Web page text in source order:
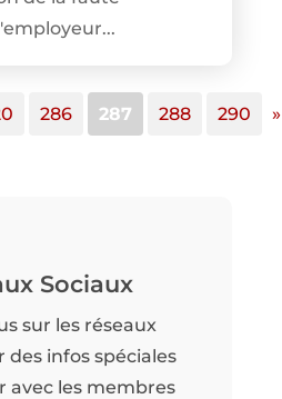
286 287 288 290 »
Sociaux
sur les réseaux
des infos spéciales
avec les membres